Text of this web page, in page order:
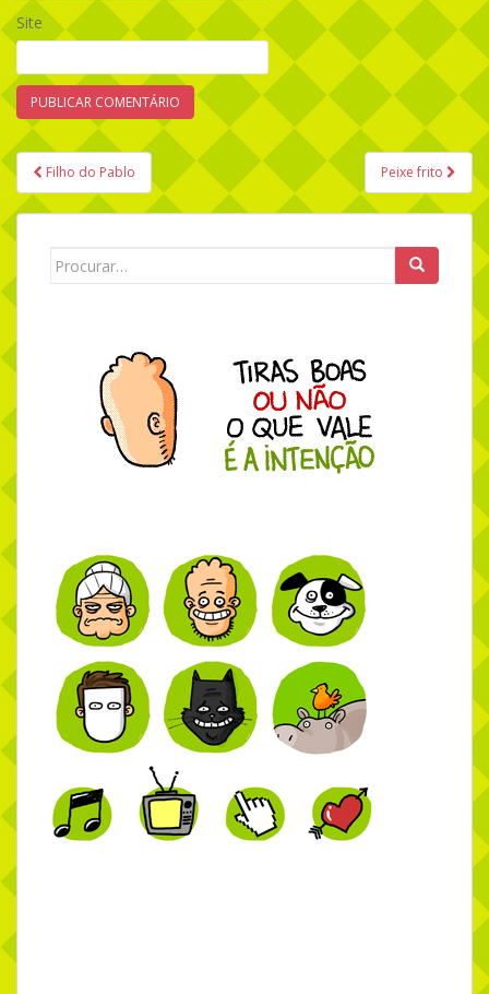
Site
Navegação de Post
Filho do Pablo Peixe frito
Search for: